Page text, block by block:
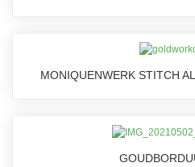
MONIQUENWERK STITCH